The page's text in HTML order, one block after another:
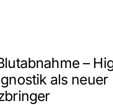
–
als neuer